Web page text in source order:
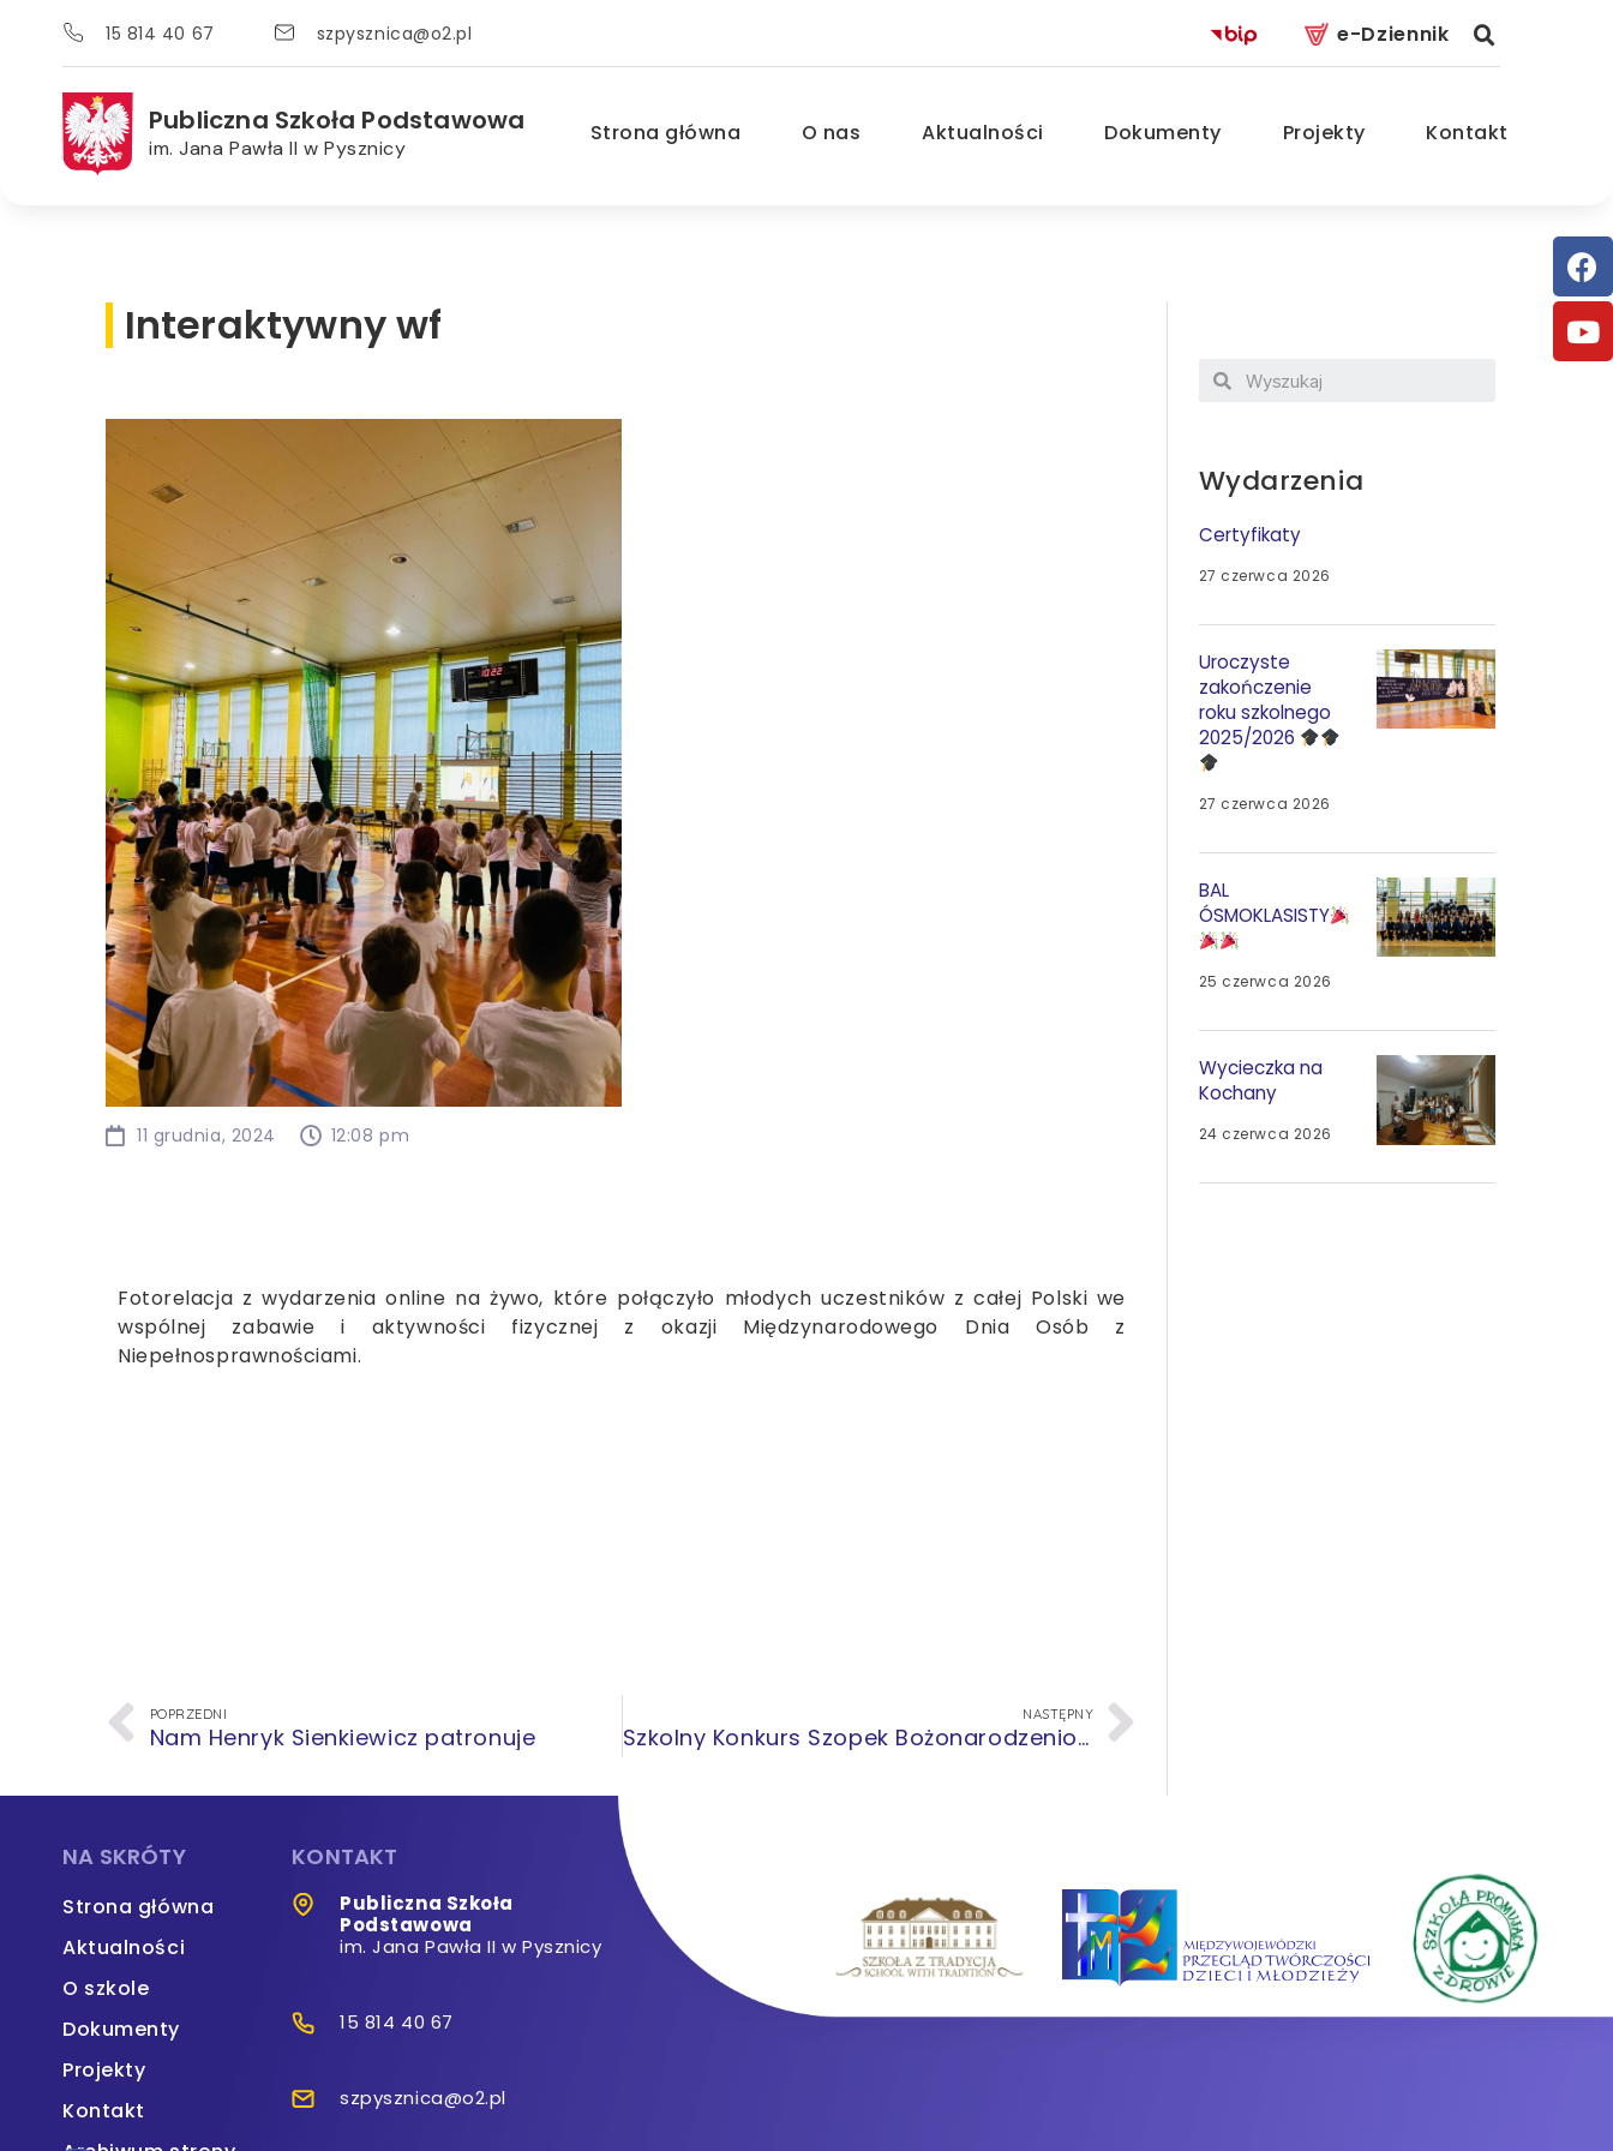
15 814 40 67 szpysznica@o2.pl e-Dziennik
Publiczna Szkoła Podstawowa
im. Jana Pawła II w Pysznicy
Strona główna O nas Aktualności Dokumenty Projekty Kontakt
Interaktywny wf
11 grudnia, 2024 12:08 pm
Fotorelacja z wydarzenia online na żywo, które połączyło młodych uczestników z całej Polski we
wspólnej zabawie i aktywności fizycznej z okazji Międzynarodowego Dnia Osób z
Niepełnosprawnościami.
POPRZEDNI
Nam Henryk Sienkiewicz patronuje
NASTĘPNY
Szkolny Konkurs Szopek Bożonarodzeniowych
Wydarzenia
Certyfikaty
27 czerwca 2026
Uroczyste
zakończenie
roku szkolnego
2025/2026
27 czerwca 2026
BAL
ÓSMOKLASISTY
25 czerwca 2026
Wycieczka na
Kochany
24 czerwca 2026
NA SKRÓTY
Strona główna
Aktualności
O szkole
Dokumenty
Projekty
Kontakt
KONTAKT
Publiczna Szkoła
Podstawowa
im. Jana Pawła II w Pysznicy
15 814 40 67
szpysznica@o2.pl